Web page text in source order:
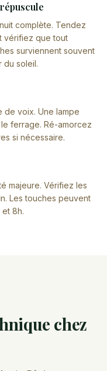
complète. Tendez
vérifiez que tout
surviennent souvent
du soleil.
de voix. Une lampe
ferrage. Ré-amorcez
si nécessaire.
majeure. Vérifiez les
Les touches peuvent
8h.
chez